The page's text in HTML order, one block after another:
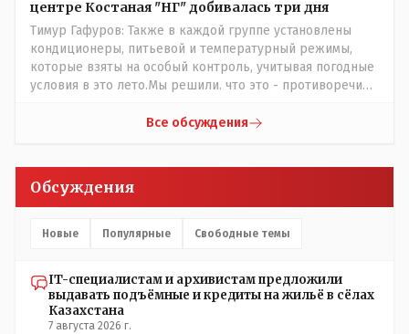
центре Костаная "НГ" добивалась три дня
Тимур Гафуров: Также в каждой группе установлены
кондиционеры, питьевой и температурный режимы,
которые взяты на особый контроль, учитывая погодные
условия в это лето.Мы решили. что это - противоречие.
комментарий прозвучал на следующий день после
температурный режим на контроль. То есть первая
часть - информация до трагедии, вторая часть -
исправлено.
Все обсуждения
Обсуждения
Новые Популярные Свободные темы
IT-специалистам и архивистам предложили
выдавать подъёмные и кредиты на жильё в сёлах
Казахстана
7 августа 2026 г.